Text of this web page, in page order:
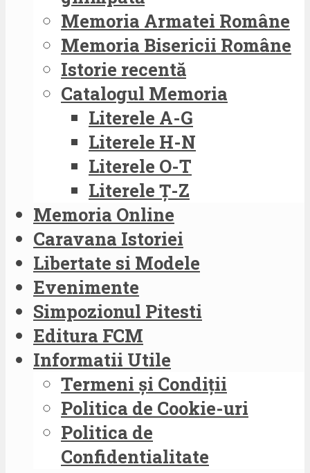
Memoria Armatei Române
Memoria Bisericii Române
Istorie recentă
Catalogul Memoria
Literele A-G
Literele H-N
Literele O-T
Literele Ț-Z
Memoria Online
Caravana Istoriei
Libertate si Modele
Evenimente
Simpozionul Pitesti
Editura FCM
Informatii Utile
Termeni și Condiții
Politica de Cookie-uri
Politica de
Confidentialitate